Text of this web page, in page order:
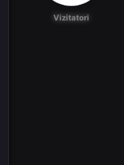
Vizitatori